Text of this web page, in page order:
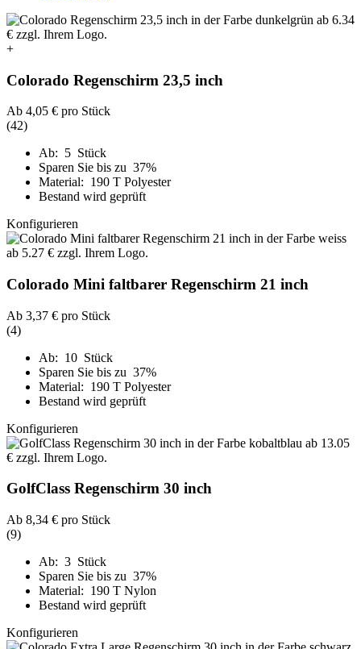
+
Colorado Regenschirm 23,5 inch
Ab 4,05 € pro Stück
(42)
Ab: 5 Stück
Sparen Sie bis zu 37%
Material: 190 T Polyester
Bestand wird geprüft
Konfigurieren
Colorado Mini faltbarer Regenschirm 21 inch
Ab 3,37 € pro Stück
(4)
Ab: 10 Stück
Sparen Sie bis zu 37%
Material: 190 T Polyester
Bestand wird geprüft
Konfigurieren
GolfClass Regenschirm 30 inch
Ab 8,34 € pro Stück
(9)
Ab: 3 Stück
Sparen Sie bis zu 37%
Material: 190 T Nylon
Bestand wird geprüft
Konfigurieren